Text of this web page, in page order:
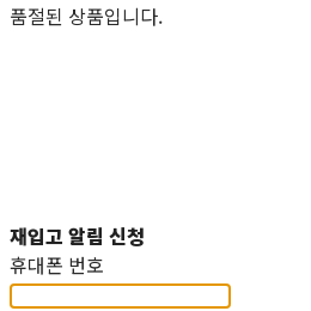
품절된 상품입니다.
재입고 알림 신청
휴대폰 번호